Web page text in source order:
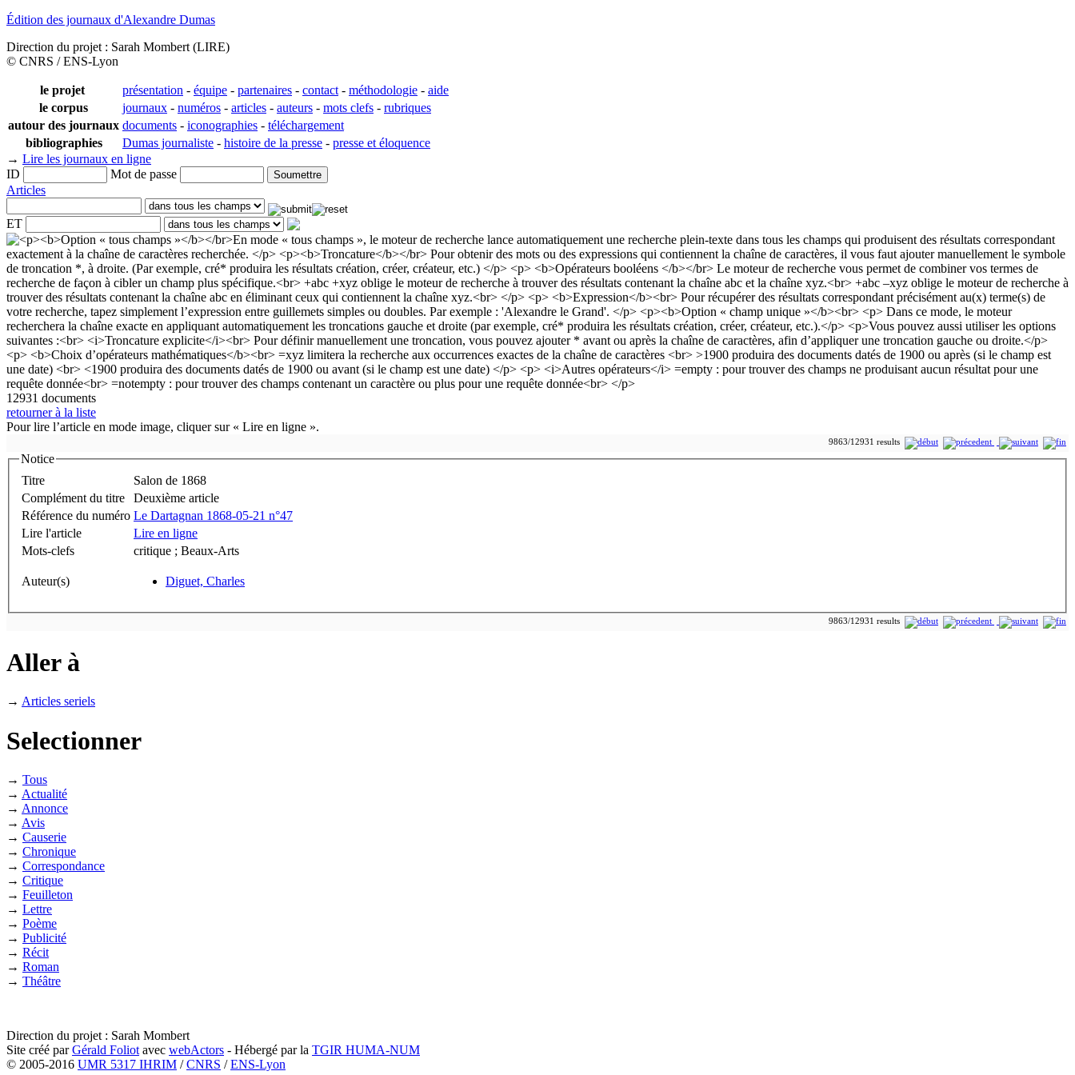
Édition des journaux d'Alexandre Dumas
Direction du projet : Sarah Mombert (LIRE)
© CNRS / ENS-Lyon
le projet présentation - équipe - partenaires - contact - méthodologie - aide
le corpus
journaux - numéros - articles - auteurs - mots clefs - rubriques
autour des journaux documents - iconographies - téléchargement
bibliographies
Dumas journaliste - histoire de la presse - presse et éloquence
→ Lire les journaux en ligne
ID
Mot de passe
Articles
ET
12931 documents
retourner à la liste
Pour lire l’article en mode image, cliquer sur « Lire en ligne ».
9863/12931 results
Notice
Titre
Salon de 1868
Complément du titre
Deuxième article
Référence du numéro Le Dartagnan 1868-05-21 n°47
Lire l'article
Lire en ligne
Mots-clefs
critique ; Beaux-Arts
Auteur(s) Diguet, Charles
9863/12931 results
Aller à
→ Articles seriels
Selectionner
→ Tous
→ Actualité
→ Annonce
→ Avis
→ Causerie
→ Chronique
→ Correspondance
→ Critique
→ Feuilleton
→ Lettre
→ Poème
→ Publicité
→ Récit
→ Roman
→ Théâtre
Direction du projet : Sarah Mombert
Site créé parGérald Foliot avec webActors - Hébergé par la TGIR HUMA-NUM
© 2005-2016 UMR 5317 IHRIM /CNRS /ENS-Lyon